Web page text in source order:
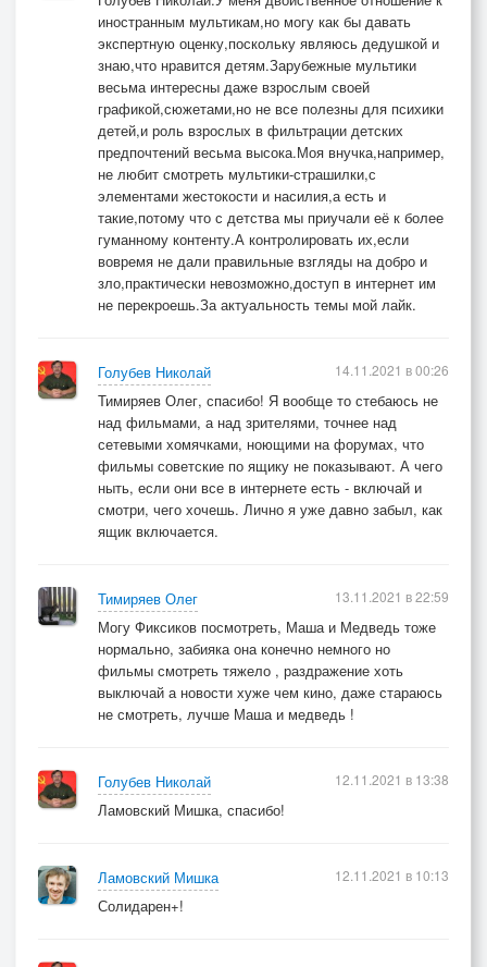
иностранным мультикам,но могу как бы давать
экспертную оценку,поскольку являюсь дедушкой и
знаю,что нравится детям.Зарубежные мультики
весьма интересны даже взрослым своей
графикой,сюжетами,но не все полезны для психики
детей,и роль взрослых в фильтрации детских
предпочтений весьма высока.Моя внучка,например,
не любит смотреть мультики-страшилки,с
элементами жестокости и насилия,а есть и
такие,потому что с детства мы приучали её к более
гуманному контенту.А контролировать их,если
вовремя не дали правильные взгляды на добро и
зло,практически невозможно,доступ в интернет им
не перекроешь.За актуальность темы мой лайк.
Голубев Николай
Тимиряев Олег, спасибо! Я вообще то стебаюсь не
над фильмами, а над зрителями, точнее над
сетевыми хомячками, ноющими на форумах, что
фильмы советские по ящику не показывают. А чего
ныть, если они все в интернете есть - включай и
смотри, чего хочешь. Лично я уже давно забыл, как
ящик включается.
14.11.2021 в 00:26
Тимиряев Олег
Могу Фиксиков посмотреть, Маша и Медведь тоже
нормально, забияка она конечно немного но
фильмы смотреть тяжело , раздражение хоть
выключай а новости хуже чем кино, даже стараюсь
не смотреть, лучше Маша и медведь !
13.11.2021 в 22:59
Голубев Николай
Ламовский Мишка, спасибо!
12.11.2021 в 13:38
Ламовский Мишка
Солидарен+!
12.11.2021 в 10:13